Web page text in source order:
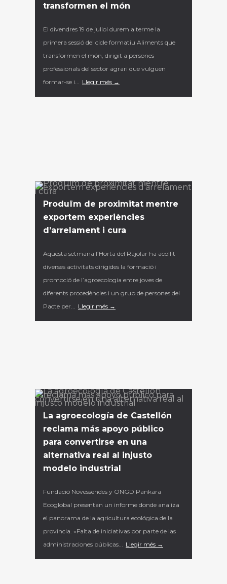
transformen el món
El divendres 19 de juliol durem a terme la
primera sessió del cicle formatiu Aliments que
transformen el món, dirigit a persones
professionals del sector agrari que vulguen
formar-se i...
Llegir més →
Produïm de proximitat mentre
exportem experiències
d’arrelament i cura
Aquesta setmana l’Horta del Rajolar ha acollit
diverses activitats dirigides la formació i
promoció de l’agroecologia entre joves de
diferents procedències i un grup de persones del
Pacte per... Llegir més →
La agroecología de Castellón
reclama más apoyo público
para convertirse en una
alternativa real al injusto
modelo industrial
Fundació Novessendes y ONGD Pankara
Ecoglobal presentan un informe donde analiza
el panorama de la agricultura ecológica de la
provincia. «Falta de iniciativas por parte de las
administraciones públicas... Llegir més →